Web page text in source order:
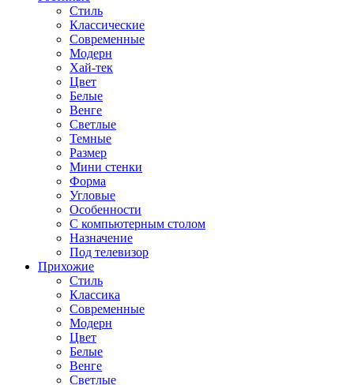
Стиль
Классические
Современные
Модерн
Хай-тек
Цвет
Белые
Венге
Светлые
Темные
Размер
Мини стенки
Форма
Угловые
Особенности
С компьютерным столом
Назначение
Под телевизор
Прихожие
Стиль
Классика
Современные
Модерн
Цвет
Белые
Венге
Светлые